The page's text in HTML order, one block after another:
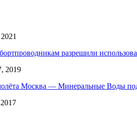
разрешили
2019
Москва — Минеральные Воды